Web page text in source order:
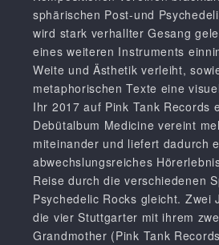
sphärischen Post-und
wird stark verhallter Gesang
eines weiteren Instruments
Weite und Ästhetik verleiht,
metaphorischen Texte eine
Ihr 2017 auf Pink Tank Records
Debütalbum Medicine vereint
miteinander und liefert dadurch
abwechslungsreiches
Reise durch die verschiedenen
Psychedelic Rocks gleicht. Zwei
die vier Stuttgarter mit ihrem
Grandmother (Pink Tank